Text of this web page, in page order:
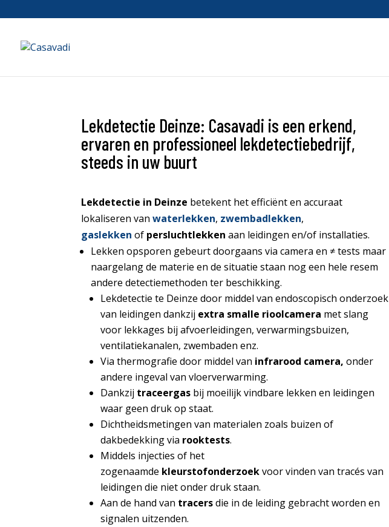
Lekdetectie Deinze: Casavadi is een erkend,
ervaren en professioneel lekdetectiebedrijf,
steeds in uw buurt
Lekdetectie in Deinze betekent het efficiënt en accuraat
lokaliseren vanwaterlekken, zwembadlekken,
gaslekken of persluchtlekken aan leidingen en/of installaties.
Lekken opsporen gebeurt doorgaans via camera en ≠ tests maar
naargelang de materie en de situatie staan nog een hele resem
andere detectiemethoden ter beschikking.
Lekdetectie te Deinze door middel van endoscopisch onderzoek
van leidingen dankzij extra smalle rioolcamera met slang
voor lekkages bij afvoerleidingen, verwarmingsbuizen,
ventilatiekanalen, zwembaden enz.
Via thermografie door middel van infrarood camera,onder
andere ingeval van vloerverwarming.
Dankzij traceergas bij moeilijk vindbare lekken en leidingen
waar geen druk op staat.
Dichtheidsmetingen van materialen zoals buizen of
dakbedekking via rooktests.
Middels injecties of het
zogenaamde kleurstofonderzoekvoor vinden van tracés van
leidingen die niet onder druk staan.
Aan de hand van tracersdie in de leiding gebracht worden en
signalen uitzenden.